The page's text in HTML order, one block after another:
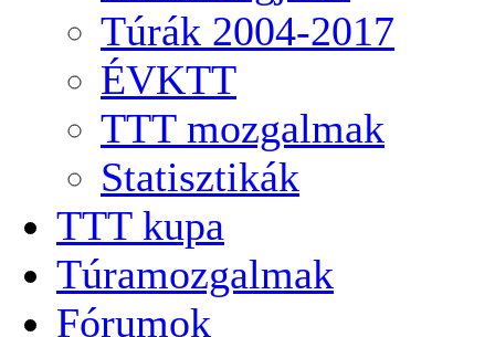
Túrák 2004-2017
ÉVKTT
TTT mozgalmak
Statisztikák
TTT kupa
Túramozgalmak
Fórumok